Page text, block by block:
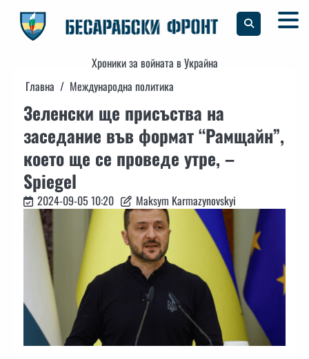
content
Хроники за войната в Украйна
Главна
Международна политика
Зеленски ще присъства на
заседание във формат “Рамщайн”,
което ще се проведе утре, –
Spiegel
2024-09-05 10:20 Maksym Karmazynovskyi